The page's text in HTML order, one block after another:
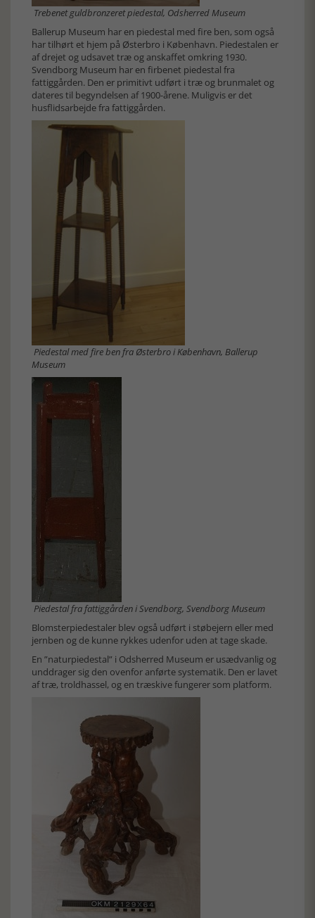
Trebenet guldbronzeret piedestal, Odsherred Museum
Ballerup Museum har en piedestal med fire ben, som også
har tilhørt et hjem på Østerbro i København. Piedestalen er
af drejet og udsavet træ og anskaffet omkring 1930.
Svendborg Museum har en firbenet piedestal fra
fattiggården. Den er primitivt udført i træ og brunmalet og
dateres til begyndelsen af 1900-årene. Muligvis er det
husflidsarbejde fra fattiggården.
Piedestal med fire ben fra Østerbro i København, Ballerup
Museum
Piedestal fra fattiggården i Svendborg, Svendborg Museum
Blomsterpiedestaler blev også udført i støbejern eller med
jernben og de kunne rykkes udenfor uden at tage skade.
En ”naturpiedestal” i Odsherred Museum er usædvanlig og
unddrager sig den ovenfor anførte systematik. Den er lavet
af træ, troldhassel, og en træskive fungerer som platform.